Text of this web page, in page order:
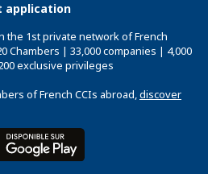
application
the 1st private network of French
Chambers | 33,000 companies | 4,000
exclusive privileges
of French CCIs abroad,discover